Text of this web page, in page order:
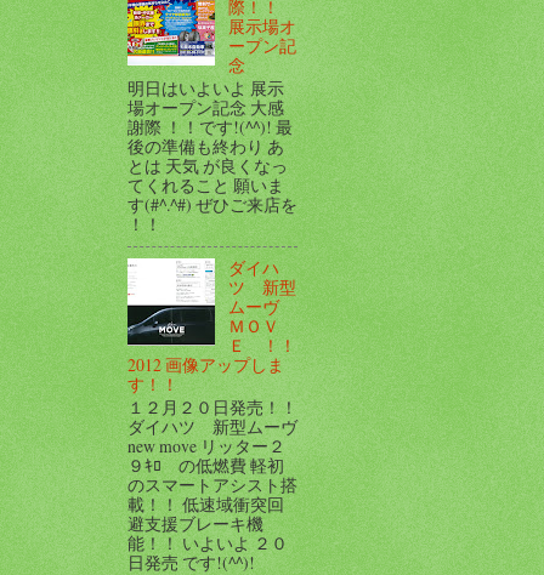
際！！
展示場オ
ープン記
念
明日はいよいよ 展示
場オープン記念 大感
謝際 ！！です!(^^)! 最
後の準備も終わり あ
とは 天気 が良くなっ
てくれること 願いま
す(#^.^#) ぜひご来店を
！！
ダイハ
ツ 新型
ムーヴ
ＭＯＶ
Ｅ ！！
2012 画像アップしま
す！！
１２月２０日発売！！
ダイハツ 新型ムーヴ
new move リッター２
９ｷﾛ の低燃費 軽初
のスマートアシスト搭
載！！ 低速域衝突回
避支援ブレーキ機
能！！ いよいよ ２０
日発売 です!(^^)!